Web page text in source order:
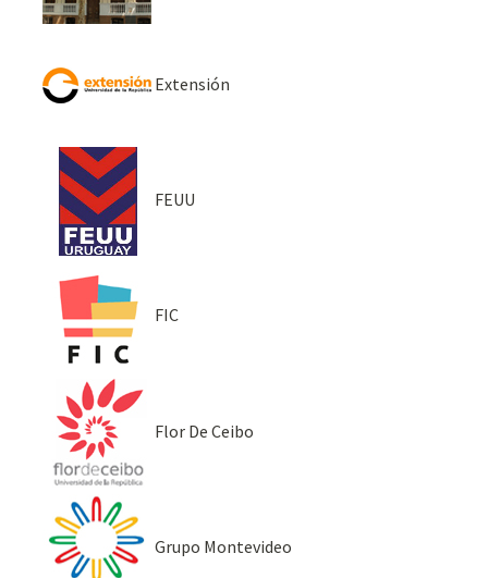
Extensión
FEUU
FIC
Flor De Ceibo
Grupo Montevideo